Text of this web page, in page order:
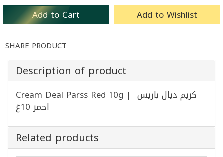
Add to Cart Add to Wishlist
SHARE PRODUCT
Description of product
Cream Deal Parss Red 10g | كريم ديال باريس
احمر 10غ
Related products